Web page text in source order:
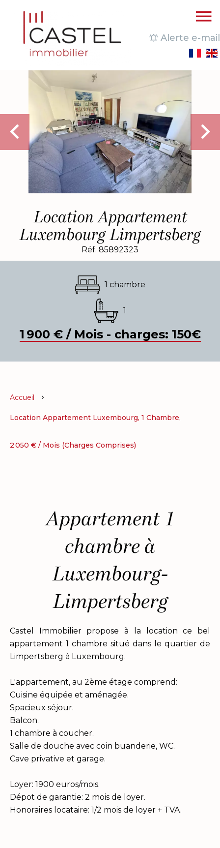
Alerte e-mail
Location Appartement
Luxembourg Limpertsberg
Réf. 85892323
1 chambre
1
1 900 € / Mois - charges: 150€
Accueil
Location Appartement Luxembourg, 1 Chambre,
2 050 € / Mois (Charges Comprises)
Appartement 1
chambre à
Luxembourg-
Limpertsberg
Castel Immobilier propose à la location ce bel
appartement 1 chambre situé dans le quartier de
Limpertsberg à Luxembourg.
L'appartement, au 2ème étage comprend:
Cuisine équipée et aménagée.
Spacieux séjour.
Balcon.
1 chambre à coucher.
Salle de douche avec coin buanderie, WC.
Cave privative et garage.
Loyer: 1900 euros/mois.
Dépot de garantie: 2 mois de loyer.
Honoraires locataire: 1/2 mois de loyer + TVA.